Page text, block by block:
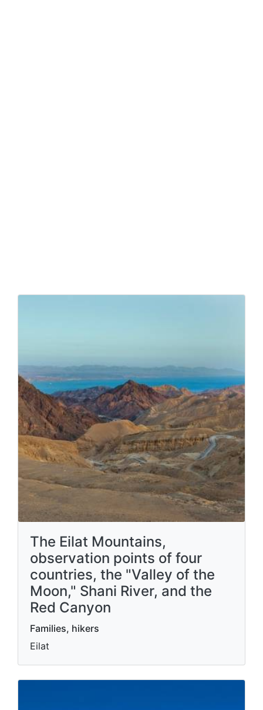
The Eilat Mountains,
observation points of four
countries, the "Valley of the
Moon," Shani River, and the
Red Canyon
Families, hikers
Eilat